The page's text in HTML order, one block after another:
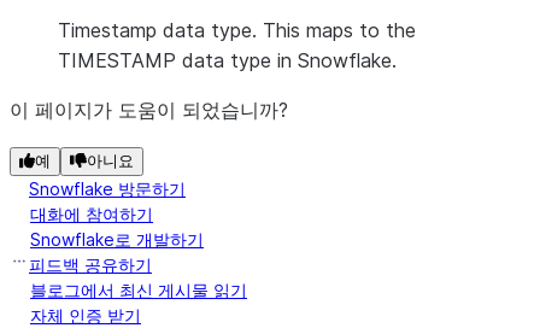
Timestamp data type. This maps to the
TIMESTAMP data type in Snowflake.
이 페이지가 도움이 되었습니까?
예 아니요
Snowflake 방문하기
대화에 참여하기
Snowflake로 개발하기
피드백 공유하기
블로그에서 최신 게시물 읽기
자체 인증 받기